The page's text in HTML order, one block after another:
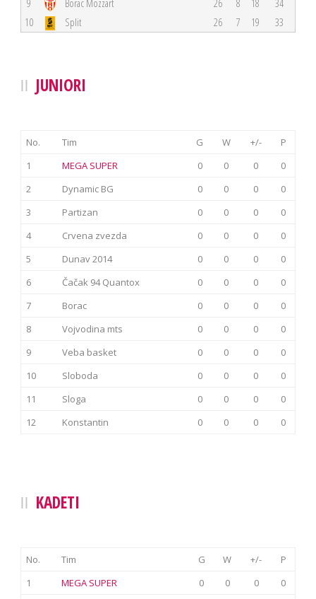
9 Borac Mozzart 26 8 18
34
10
Split 26 7 19 33
JUNIORI
No. Tim G W +/-
P
1
MEGA SUPER 0 0 0
0
2
Dynamic BG 0 0 0
0
3
Partizan 0 0 0
0
4
Crvena zvezda 0 0 0
0
5
Dunav 2014 0 0 0
0
6
Čačak 94 Quantox 0 0 0
0
7
Borac 0 0 0
0
8
Vojvodina mts 0 0 0
0
9
Veba basket 0 0 0
0
10
Sloboda 0 0 0
0
11
Sloga 0 0 0
0
12
Konstantin 0 0 0 0
KADETI
No. Tim G W +/-
P
1
MEGA SUPER 0 0 0
0